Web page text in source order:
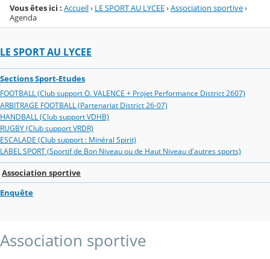
Vous êtes ici : Accueil› LE SPORT AU LYCEE›Association sportive›
Agenda
LE SPORT AU LYCEE
Sections Sport-Etudes
FOOTBALL (Club support O. VALENCE + Projet Performance District 2607)
ARBITRAGE FOOTBALL (Partenariat District 26-07)
HANDBALL (Club support VDHB)
RUGBY (Club support VRDR)
ESCALADE (Club support : Minéral Spirit)
LABEL SPORT (Sportif de Bon Niveau ou de Haut Niveau d'autres sports)
Association sportive
Enquête
Association sportive